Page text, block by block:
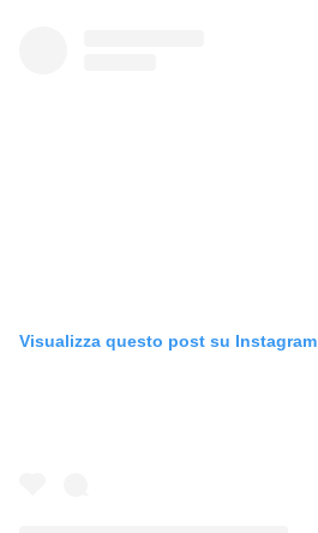
Visualizza questo post su Instagram